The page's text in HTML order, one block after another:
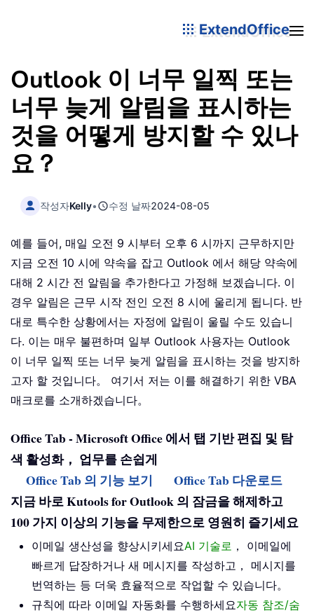
ExtendOffice
Outlook 이 너무 일찍 또는
너무 늦게 알림을 표시하는
것을 어떻게 방지할 수 있나
요？
작성자Kelly• 수정 날짜2024-08-05
예를 들어, 매일 오전 9 시부터 오후 6 시까지 근무하지만
지금 오전 10 시에 약속을 잡고 Outlook 에서 해당 약속에
대해 2 시간 전 알림을 추가한다고 가정해 보겠습니다. 이
경우 알림은 근무 시작 전인 오전 8 시에 울리게 됩니다. 반
대로 특수한 상황에서는 자정에 알림이 울릴 수도 있습니
다. 이는 매우 불편하며 일부 Outlook 사용자는 Outlook
이 너무 일찍 또는 너무 늦게 알림을 표시하는 것을 방지하
고자 할 것입니다。 여기서 저는 이를 해결하기 위한 VBA
매크로를 소개하겠습니다。
Office Tab - Microsoft Office 에서 탭 기반 편집 및 탐
색 활성화， 업무를 손쉽게
Office Tab 의 기능 보기
Office Tab 다운로드
지금 바로 Kutools for Outlook 의 잠금을 해제하고
100 가지 이상의 기능을 무제한으로 영원히 즐기세요
이메일 생산성을 향상시키세요AI 기술로 ， 이메일에
빠르게 답장하거나 새 메시지를 작성하고， 메시지를
번역하는 등 더욱 효율적으로 작업할 수 있습니다。
규칙에 따라 이메일 자동화를 수행하세요자동 참조/숨